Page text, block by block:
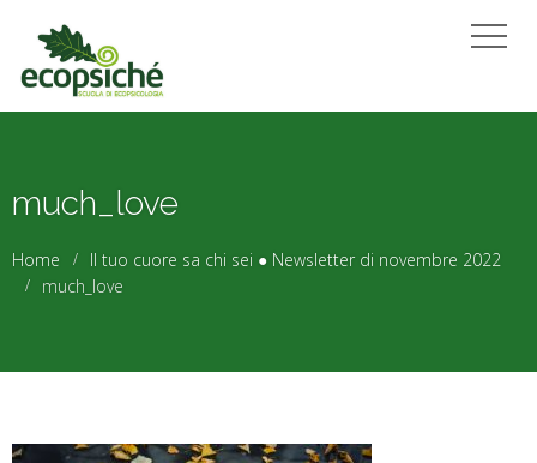
much_love
Home
Il tuo cuore sa chi sei ● Newsletter di novembre 2022
much_love